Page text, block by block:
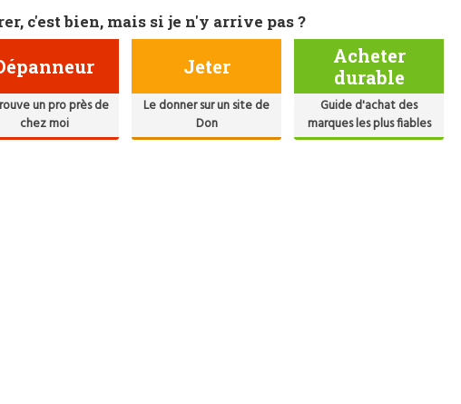
c'est bien, mais si je n'y arrive pas ?
un pro près de
chez moi
Jeter
Le donner sur un site de
Don
Acheter
durable
Guide d'achat des
marques les plus fiables